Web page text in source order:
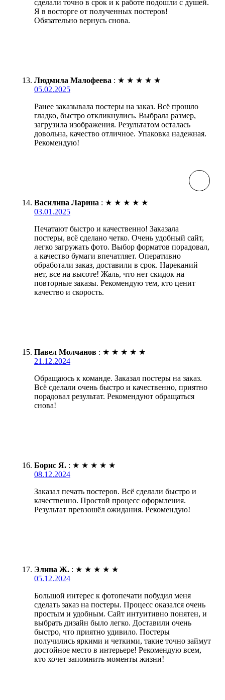
сделали точно в срок и к работе подошли с душей.
Я в восторге от полученных постеров!
Обязательно вернусь снова.
Людмила Малофеева : ★ ★ ★ ★ ★
05.02.2025
Ранее заказывала постеры на заказ. Всё прошло
гладко, быстро откликнулись. Выбрала размер,
загрузила изображения. Результатом осталась
довольна, качество отличное. Упаковка надежная.
Рекомендую!
Василина Ларина : ★ ★ ★ ★ ★
03.01.2025
Печатают быстро и качественно! Заказала
постеры, всё сделано четко. Очень удобный сайт,
легко загружать фото. Выбор форматов порадовал,
а качество бумаги впечатляет. Оперативно
обработали заказ, доставили в срок. Нареканий
нет, все на высоте! Жаль, что нет скидок на
повторные заказы. Рекомендую тем, кто ценит
качество и скорость.
Павел Молчанов : ★ ★ ★ ★ ★
21.12.2024
Обращаюсь к команде. Заказал постеры на заказ.
Всё сделали очень быстро и качественно, приятно
порадовал результат. Рекомендуют обращаться
снова!
Борис Я. : ★ ★ ★ ★ ★
08.12.2024
Заказал печать постеров. Всё сделали быстро и
качественно. Простой процесс оформления.
Результат превзошёл ожидания. Рекомендую!
Элина Ж. : ★ ★ ★ ★ ★
05.12.2024
Большой интерес к фотопечати побудил меня
сделать заказ на постеры. Процесс оказался очень
простым и удобным. Сайт интуитивно понятен, и
выбрать дизайн было легко. Доставили очень
быстро, что приятно удивило. Постеры
получились яркими и четкими, такие точно займут
достойное место в интерьере! Рекомендую всем,
кто хочет запомнить моменты жизни!